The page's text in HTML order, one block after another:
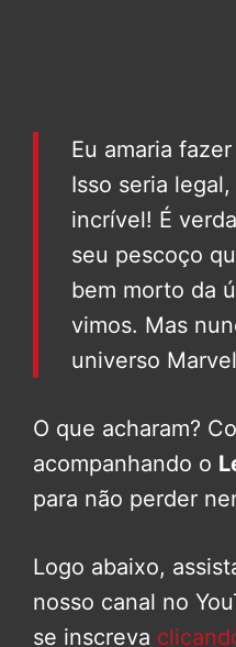
Eu amaria
Isso seria
incrível! É
seu pescoço
bem morto da
vimos. Mas
universo
O que acharam?
acompanhando o
para não perder
Logo abaixo,
nosso canal no
se inscreva